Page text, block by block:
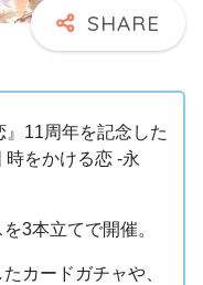
』11周年を記念した
をかける恋 -永
3本立てで開催。
カードガチャや、